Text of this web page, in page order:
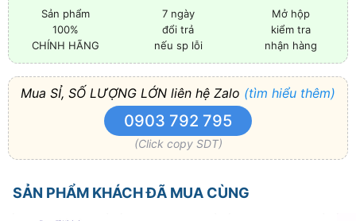
Sản phẩm
100%
CHÍNH HÃNG
7 ngày
đổi trả
nếu sp lỗi
Mở hộp
kiểm tra
nhận hàng
Mua SỈ, SỐ LƯỢNG LỚN liên hệ Zalo (tìm hiểu thêm)
0903 792 795
(Click copy SDT)
SẢN PHẨM KHÁCH ĐÃ MUA CÙNG